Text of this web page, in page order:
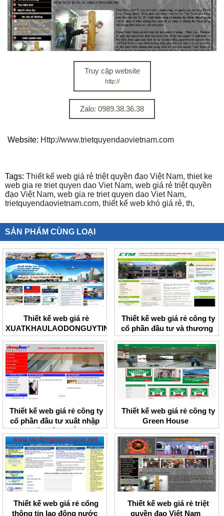
Truy cập website
http://
Zalo: 0989.38.36.38
Website: Http://www.trietquyendaovietnam.com
Tags: Thiết kế web giá rẻ triệt quyền đạo Việt Nam, thiet ke
web gia re triet quyen dao Viet Nam, web giá rẻ triệt quyền
đạo Việt Nam, web gia re triet quyen dao Viet Nam,
trietquyendaovietnam.com, thiết kế web khó giá rẻ, th,
SẢN PHẨM CÙNG LOẠI
Thiết kế web giá rẻ
XUATKHAULAODONGUYTIN
Thiết kế web giá rẻ công ty
cổ phần đầu tư và thương
mại CTM
Thiết kế web giá rẻ công ty
cổ phần đầu tư xuất nhập
khẩu Đông Bắc
Thiết kế web giá rẻ công ty
Green House
Thiết kế web giá rẻ cổng
thông tin lao động nước
Thiết kế web giá rẻ triệt
quyền đạo Việt Nam